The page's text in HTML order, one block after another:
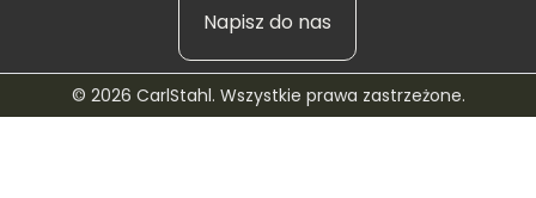
Napisz do nas
© 2026 CarlStahl. Wszystkie prawa zastrzeżone.